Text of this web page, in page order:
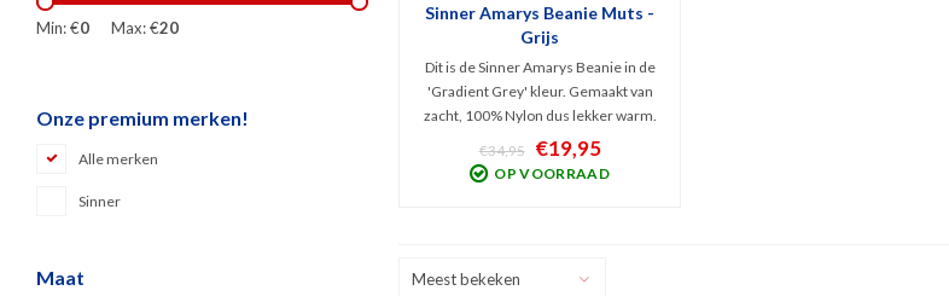
Min: €0 Max: €20
Onze premium merken!
Alle merken
Sinner
Maat
Sinner Amarys Beanie Muts -
Grijs
Dit is de Sinner Amarys Beanie in de
'Gradient Grey' kleur. Gemaakt van
zacht, 100% Nylon dus lekker warm.
Hij heeft een leuk design met zijn
omgeslagen rand en is verkrijgbaar in
verschillende kleuren.
€34,95 €19,95
OP VOORRAAD
Meest bekeken